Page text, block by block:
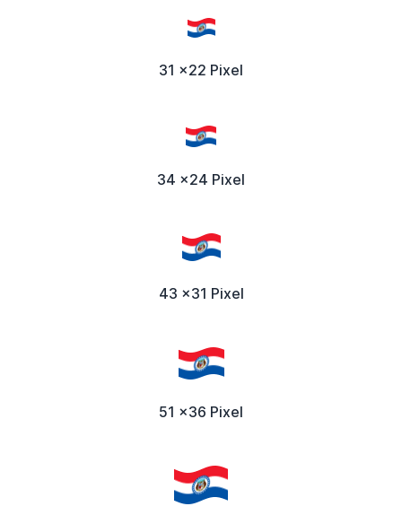
31 x22 Pixel
34 x24 Pixel
43 x31 Pixel
51 x36 Pixel